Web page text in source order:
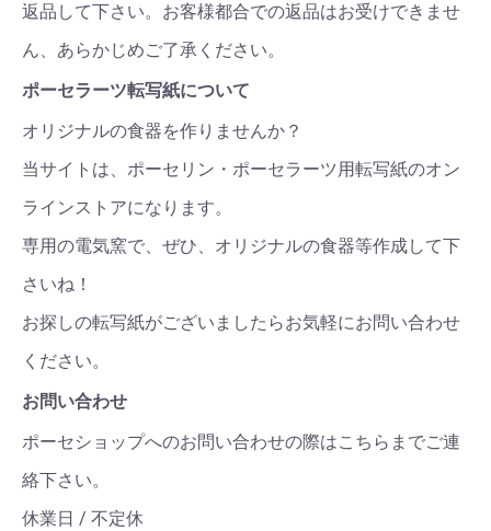
返品して下さい。お客様都合での返品はお受けできませ
ん、あらかじめご了承ください。
ポーセラーツ転写紙について
オリジナルの食器を作りませんか？
当サイトは、ポーセリン・ポーセラーツ用転写紙のオン
ラインストアになります。
専用の電気窯で、ぜひ、オリジナルの食器等作成して下
さいね！
お探しの転写紙がございましたらお気軽にお問い合わせ
ください。
お問い合わせ
ポーセショップへのお問い合わせの際はこちらまでご連
絡下さい。
休業日 / 不定休